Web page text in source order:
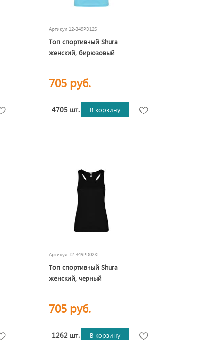
Артикул 12-349PD12S
Топ спортивный Shura
женский, бирюзовый
705 руб.
4705 шт. В корзину
Артикул 12-349PD02XL
Топ спортивный Shura
женский, черный
705 руб.
1262 шт. В корзину